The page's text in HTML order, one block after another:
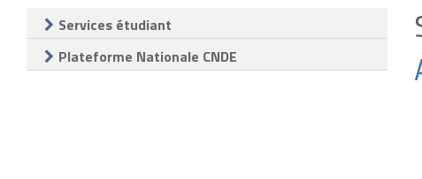
Services étudiant
Plateforme Nationale CNDE